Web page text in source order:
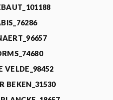
VELDE_98452
BEKEN_31530